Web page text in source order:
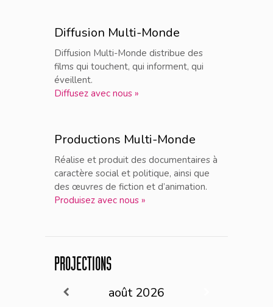
Diffusion Multi-Monde
Diffusion Multi-Monde distribue des
films qui touchent, qui informent, qui
éveillent.
Diffusez avec nous »
Productions Multi-Monde
Réalise et produit des documentaires à
caractère social et politique, ainsi que
des œuvres de fiction et d’animation.
Produisez avec nous »
PROJECTIONS
août 2026